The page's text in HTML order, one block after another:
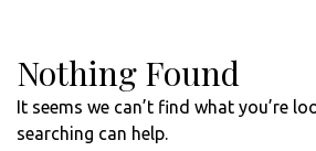
Nothing Found
It seems we can’t find what you’re
searching can help.